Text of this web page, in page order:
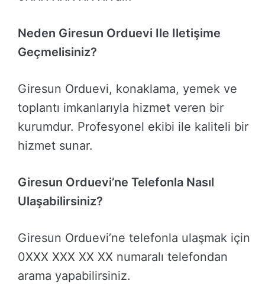
Neden Giresun Orduevi Ile Iletişime
Geçmelisiniz?
Giresun Orduevi, konaklama, yemek ve
toplantı imkanlarıyla hizmet veren bir
kurumdur. Profesyonel ekibi ile kaliteli bir
hizmet sunar.
Giresun Orduevi’ne Telefonla Nasıl
Ulaşabilirsiniz?
Giresun Orduevi’ne telefonla ulaşmak için
0XXX XXX XX XX numaralı telefondan
arama yapabilirsiniz.